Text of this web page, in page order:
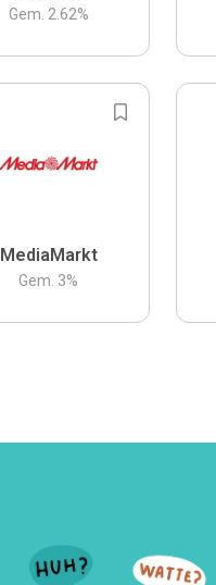
Gem. 2.62%
MediaMarkt
Gem. 3%